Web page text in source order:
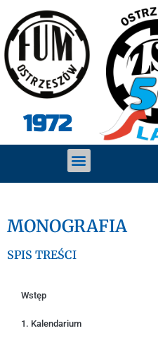
1972
MONOGRAFIA
SPIS TREŚCI
Wstęp
1. Kalendarium